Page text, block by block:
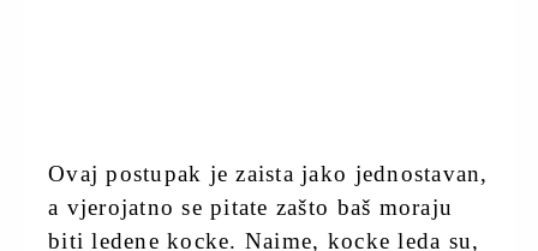
Ovaj postupak je zaista jako jednostavan,
a vjerojatno se pitate zašto baš moraju
biti ledene kocke. Naime, kocke leda su,